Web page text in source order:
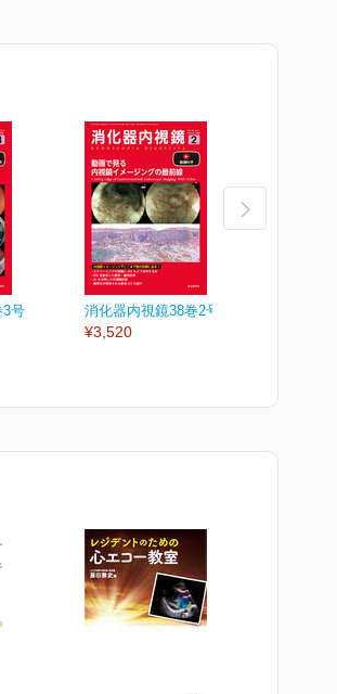
3号 消化器内視鏡38巻2号
¥3,520